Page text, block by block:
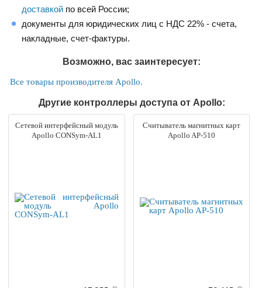
доставкой по всей России;
документы для юридических лиц с НДС 22% - счета,
накладные, счет-фактуры.
Возможно, вас заинтересует:
Все товары производителя Apollo.
Другие контроллеры доступа от Apollo:
Сетевой интерфейсный модуль
Apollo CONSym-AL1
Считыватель магнитных карт
Apollo AP-510